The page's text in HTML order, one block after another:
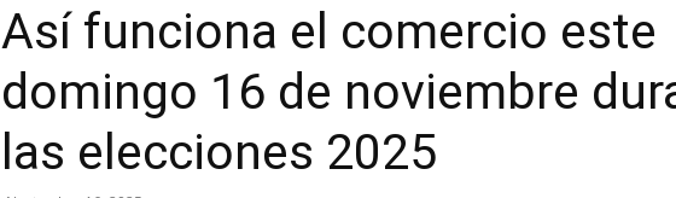
Así funciona el comercio este
domingo 16 de noviembre
las elecciones 2025